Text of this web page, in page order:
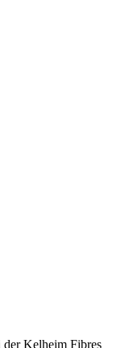
Kelheim Fibres